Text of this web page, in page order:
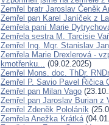
Zemřel bratr Jaroslav Čeněk
Zemřel pan Karel Janíček z
Zemřela paní Marie
Zemřela sestra M. Tarcisie
Zemřel Ing. Mgr. Stanislav
Zemřela Marie Drexlerová -
kmotřenku... (09.02.2025)
Zemřel Mons. doc. ThDr.
Zemřel P. Savio Pavel Řičica
Zemřel pan Milan Vago
Zemřel pan Jaroslav Burian z
Zemřel Zdeněk Pololáník
Zemřela Anežka Krátká